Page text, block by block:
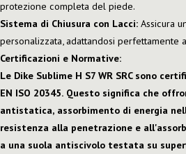
protezione completa del piede.
Sistema di Chiusura con Lacci: Assicura
personalizzata, adattandosi perfettamente
Certificazioni e Normative:
Le Dike Sublime H S7 WR SRC sono
EN ISO 20345. Questo significa che
antistatica, assorbimento di energia
resistenza alla penetrazione e
a una suola antiscivolo testata su